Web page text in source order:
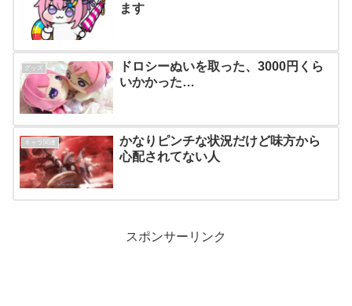
ます
グッズ
ドロシーぬいを取った、3000円くら
いかかった…
キャラ関連
かなりピンチな状況だけど味方から
心配されてない人
スポンサーリンク